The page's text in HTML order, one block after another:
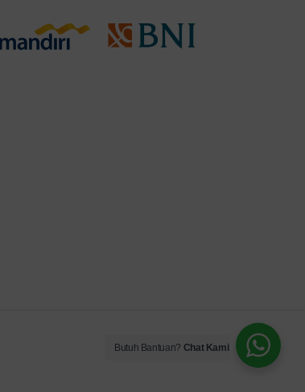
Butuh Bantuan? Chat Kami